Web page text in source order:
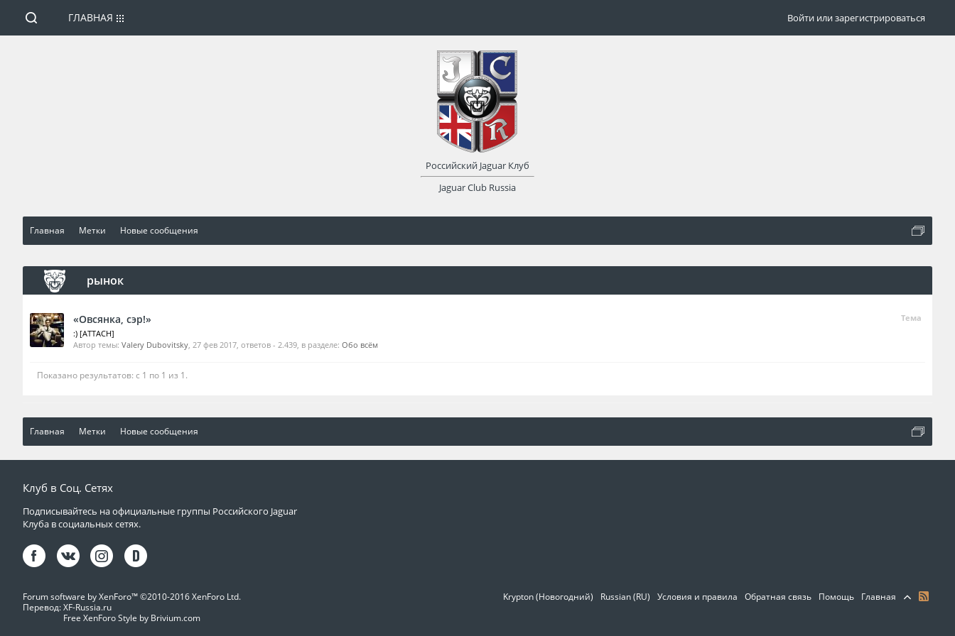
Главная Метки Новые сообщения
рынок
Тема
«Овсянка, сэр!»
:) [ATTACH]
Автор темы: Valery Dubovitsky, 27 фев 2017, ответов - 2.439, в разделе: Обо всём
Показано результатов: с 1 по 1 из 1.
Главная Метки Новые сообщения
ГЛАВНАЯ
Российский Jaguar Клуб
Jaguar Club Russia
Войти или зарегистрироваться
Клуб в Соц. Сетях
Подписывайтесь на официальные группы Российского Jaguar
Клуба в социальных сетях.
Forum software by XenForo™©2010-2016 XenForo Ltd.
Перевод:XF-Russia.ru
Free XenForo Style by Brivium.com
Krypton (Новогодний) Russian (RU) Условия и правила Обратная связь Помощь Главная